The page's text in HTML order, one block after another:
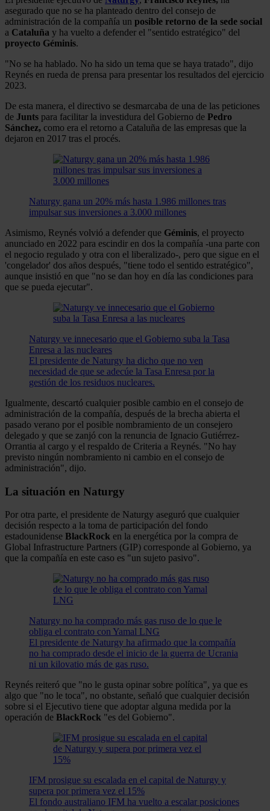
asegurado que no se ha planteado dentro del consejo de
administración de la compañía un posible retorno de la sede social
a Cataluña y ha vuelto a defender el "sentido estratégico" del
proyecto Géminis.
"No se ha hablado. No ha sido un tema que se haya tratado", dijo
Reynés en rueda de prensa para presentar los resultados del ejercicio
2023.
De esta manera, el directivo se desmarcaba de una de las peticiones
de Junts para facilitar la investidura del Gobierno de Pedro
Sánchez, como era el retorno a Cataluña de las empresas que la
dejaron en 2017 tras el procés.
Naturgy gana un 20% más hasta 1.986 millones tras
impulsar sus inversiones a 3.000 millones
Asimismo, Reynés volvió a defender que Géminis, el proyecto
anunciado en 2022 para escindir en dos la compañía -una parte con
el negocio regulado y otra con el liberalizado-, pero que sigue en el
'congelador' dos años después, "tiene todo el sentido estratégico",
aunque insistió en que "no se dan hoy en día las condiciones para
que se pueda ejecutar".
Naturgy ve innecesario que el Gobierno suba la Tasa
Enresa a las nucleares
El presidente de Naturgy ha dicho que no ven
necesidad de que se adecúe la Tasa Enresa por la
gestión de los residuos nucleares.
Igualmente, descartó cualquier posible cambio en el consejo de
administración de la compañía, después de la brecha abierta el
pasado verano por el posible nombramiento de un consejero
delegado y que se zanjó con la renuncia de Ignacio Gutiérrez-
Orrantia al cargo y el respaldo de Criteria a Reynés. "No hay
previsto ningún nombramiento ni cambio en el consejo de
administración", dijo.
La situación en Naturgy
Por otra parte, el presidente de Naturgy aseguró que cualquier
decisión respecto a la toma de participación del fondo
estadounidense BlackRock en la energética por la compra de
Global Infrastructure Partners (GIP) corresponde al Gobierno, ya
que la compañía en este caso es "un sujeto pasivo".
Naturgy no ha comprado más gas ruso de lo que le
obliga el contrato con Yamal LNG
El presidente de Naturgy ha afirmado que la compañía
no ha comprado desde el inicio de la guerra de Ucrania
ni un kilovatio más de gas ruso.
Reynés reiteró que "no le gusta opinar sobre política", ya que es
algo que "no le toca", no obstante, señaló que cualquier decisión
sobre si el Ejecutivo tiene que adoptar alguna medida por la
operación de BlackRock "es del Gobierno".
IFM prosigue su escalada en el capital de Naturgy y
supera por primera vez el 15%
El fondo australiano IFM ha vuelto a escalar posiciones